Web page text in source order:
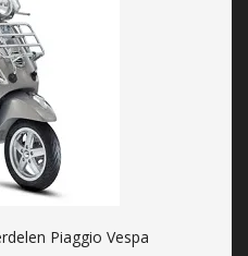
Piaggio Vespa